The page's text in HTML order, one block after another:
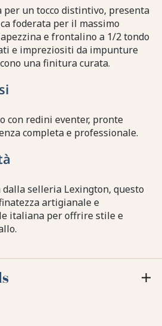
un tocco distintivo, presenta
foderata per il massimo
e frontalino a 1/2 tondo
e impreziositi da impunture
una finitura curata.
con redini eventer, pronte
completa e professionale.
selleria Lexington, questo
artigianale e
italiana per offrire stile e